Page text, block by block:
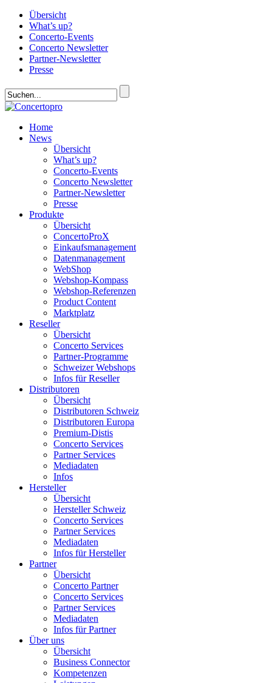
Übersicht
What’s up?
Concerto-Events
Concerto Newsletter
Partner-Newsletter
Presse
Home
News
Übersicht
What’s up?
Concerto-Events
Concerto Newsletter
Partner-Newsletter
Presse
Produkte
Übersicht
ConcertoProX
Einkaufsmanagement
Datenmanagement
WebShop
Webshop-Kompass
Webshop-Referenzen
Product Content
Marktplatz
Reseller
Übersicht
Concerto Services
Partner-Programme
Schweizer Webshops
Infos für Reseller
Distributoren
Übersicht
Distributoren Schweiz
Distributoren Europa
Premium-Distis
Concerto Services
Partner Services
Mediadaten
Infos
Hersteller
Übersicht
Hersteller Schweiz
Concerto Services
Partner Services
Mediadaten
Infos für Hersteller
Partner
Übersicht
Concerto Partner
Concerto Services
Partner Services
Mediadaten
Infos für Partner
Über uns
Übersicht
Business Connector
Kompetenzen